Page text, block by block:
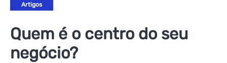
Artigos
Quem é o centro do seu
negócio?